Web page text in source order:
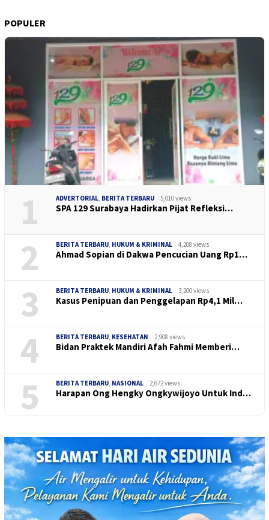
POPULER
1 ADVERTORIAL, BERITA TERBARU 5,010 views
SPA 129 Surabaya Hadirkan Pijat Refleksi…
2 BERITA TERBARU, HUKUM & KRIMINAL 4,208 views
Ahmad Sopian di Dakwa Pencucian Uang Rp1…
3 BERITA TERBARU, HUKUM & KRIMINAL 3,200 views
Kasus Penipuan dan Penggelapan Rp4,1 Mil…
4 BERITA TERBARU, KESEHATAN 2,908 views
Bidan Praktek Mandiri Afah Fahmi Memberi…
5 BERITA TERBARU, NASIONAL 2,672 views
Harapan Ong Hengky Ongkywijoyo Untuk Ind…